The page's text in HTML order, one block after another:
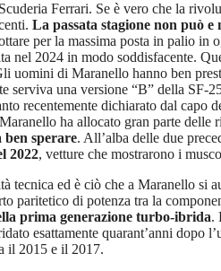
Ferrari. Se è vero che la
La passata stagione non può
per la massima posta in palio
nel 2024 in modo soddisfacente.
di Maranello hanno ben
serviva una versione “B” della
recentemente dichiarato dal
ha allocato gran parte
ben sperare. All’alba delle due
2022, vetture che mostrarono i
tecnica ed è ciò che a Maranello
di potenza tra la
prima generazione turbo-ibrida.
esattamente quarant’anni
il 2015 e il 2017.